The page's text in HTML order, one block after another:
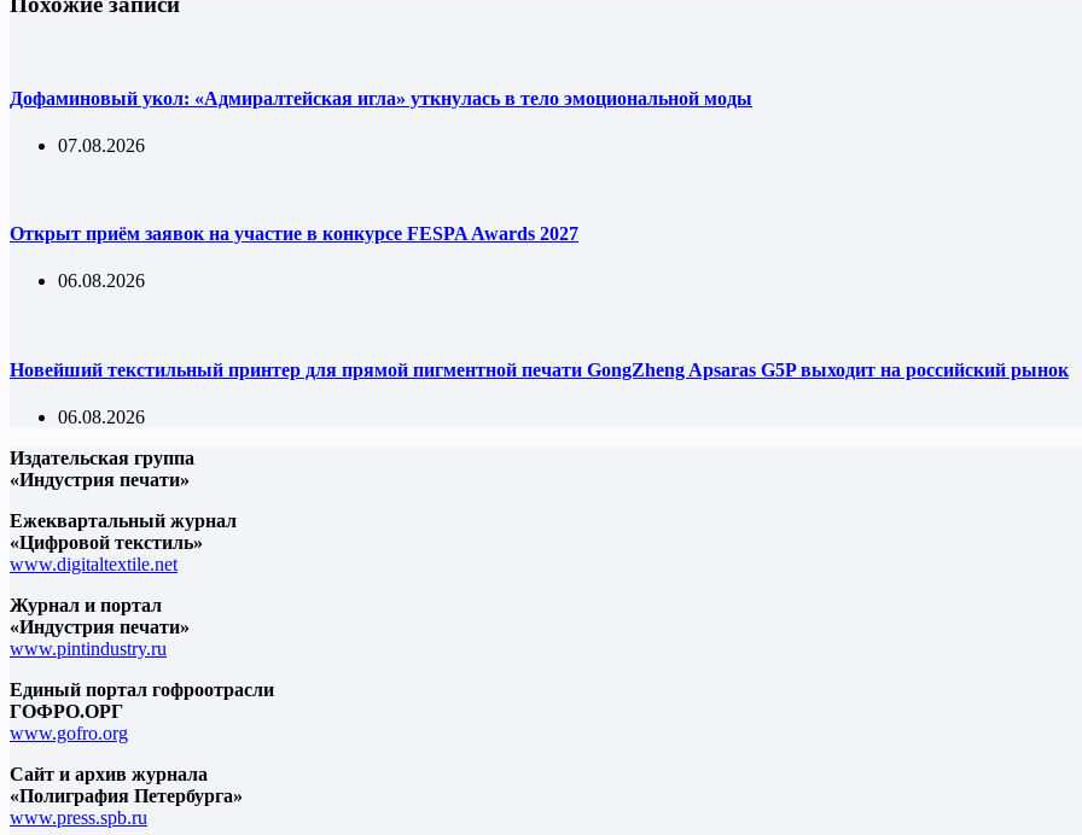
Дофаминовый укол: «Адмиралтейская игла» уткнулась в тело эмоциональной моды
07.08.2026
Открыт приём заявок на участие в конкурсе FESPA Awards 2027
06.08.2026
Новейший текстильный принтер для прямой пигментной печати GongZheng Apsaras G5P выходит на российский рынок
06.08.2026
Издательская группа
«Индустрия печати»
Ежеквартальный журнал
«Цифровой текстиль»
www.digitaltextile.net
Журнал и портал
«Индустрия печати»
www.pintindustry.ru
Единый портал гофроотрасли
ГОФРО.ОРГ
www.gofro.org
Сайт и архив журнала
«Полиграфия Петербурга»
www.press.spb.ru